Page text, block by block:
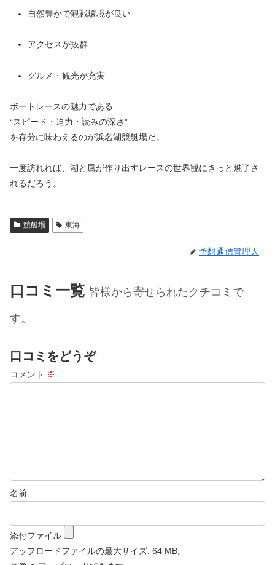
自然豊かで観戦環境が良い
アクセスが抜群
グルメ・観光が充実
ボートレースの魅力である
“スピード・迫力・読みの深さ”
を存分に味わえるのが浜名湖競艇場だ。
一度訪れれば、湖と風が作り出すレースの世界観にきっと魅了さ
れるだろう。
競艇場 東海
予想通信管理人
口コミ一覧 皆様から寄せられたクチコミで
す。
口コミをどうぞ
コメント ※
名前
添付ファイル
アップロードファイルの最大サイズ: 64 MB。